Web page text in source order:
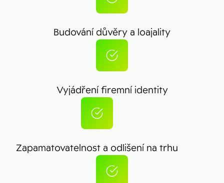
Budování důvěry a loajality
Vyjádření firemní identity
Zapamatovatelnost a odlišení na trhu